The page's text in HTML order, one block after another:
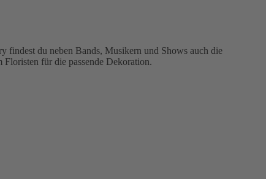
findest du neben Bands, Musikern und Shows auch die
für die passende Dekoration.